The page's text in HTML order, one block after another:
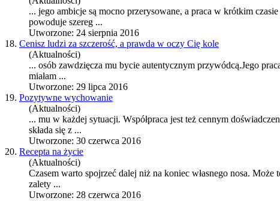
... jego ambicje są mocno przerysowane, a praca w krótkim czasie
powoduje szereg ...
Utworzone: 24 sierpnia 2016
18. Cenisz ludzi za szczerość, a prawda w oczy Cię kole
(Aktualności)
... osób zawdzięcza mu bycie autentycznym przywódcą.Jego
miałam ...
Utworzone: 29 lipca 2016
19. Pozytywne wychowanie
(Aktualności)
... mu w każdej sytuacji. Współpraca jest też cennym
składa się z ...
Utworzone: 30 czerwca 2016
20. Recepta na życie
(Aktualności)
Czasem warto spojrzeć dalej niż na koniec własnego nosa.
zalety ...
Utworzone: 28 czerwca 2016